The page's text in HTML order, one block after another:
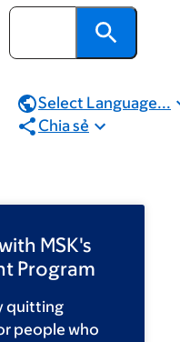
Select Language...
Chia sẻ
MSK's
Program
quitting
people who